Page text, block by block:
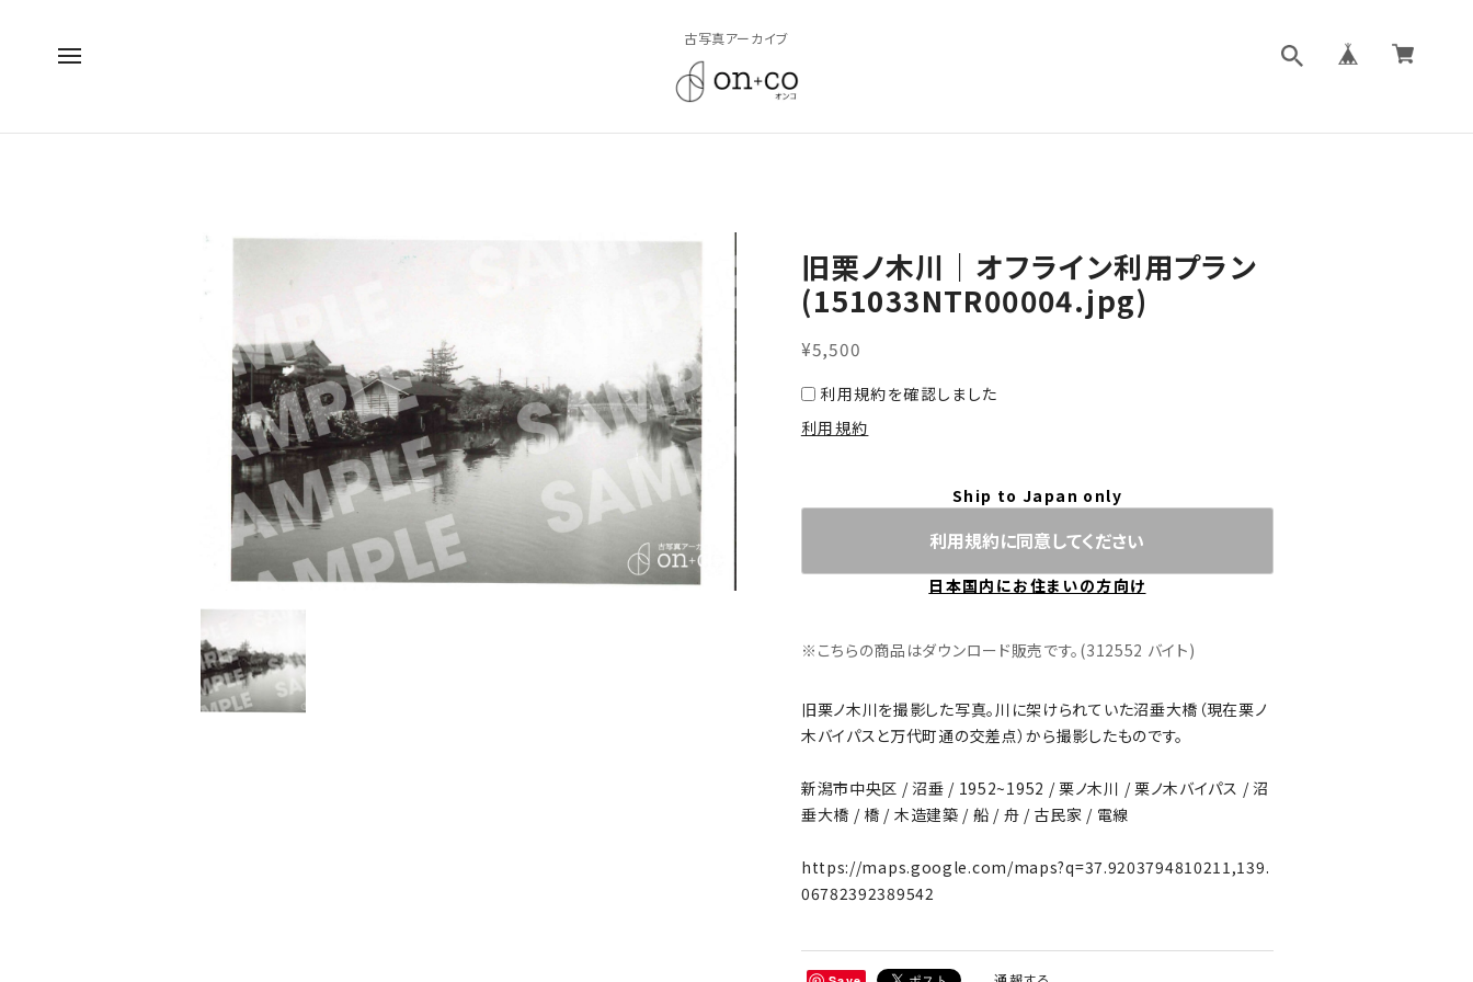
古写真アーカイブ
旧栗ノ木川｜オフライン利用プラン
(151033NTR00004.jpg)
¥5,500
利用規約を確認しました
利用規約
Ship to Japan only
利用規約に同意してください
日本国内にお住まいの方向け
※こちらの商品はダウンロード販売です。(312552 バイト)
旧栗ノ木川を撮影した写真。川に架けられていた沼垂大橋（現在栗ノ
木バイパスと万代町通の交差点）から撮影したものです。
新潟市中央区 / 沼垂 / 1952~1952 / 栗ノ木川 / 栗ノ木バイパス / 沼
垂大橋 / 橋 / 木造建築 / 船 / 舟 / 古民家 / 電線
https://maps.google.com/maps?q=37.9203794810211,139.
06782392389542